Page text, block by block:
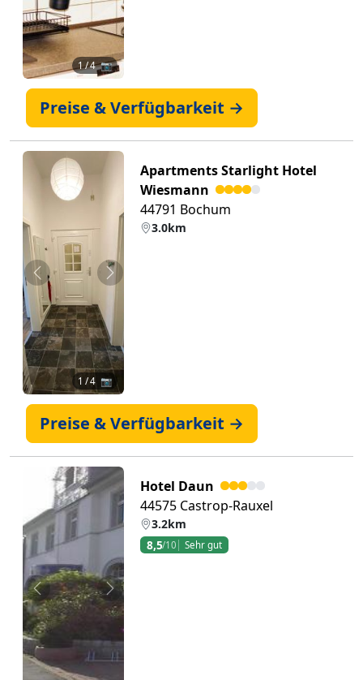
1/ 4 📷
Preise & Verfügbarkeit →
Zurück Weiter
1 / 4 📷
Apartments Starlight Hotel
Wiesmann
44791 Bochum
3.0km
Preise & Verfügbarkeit →
Zurück Weiter
Hotel Daun
44575 Castrop-Rauxel
3.2km
8,5/10 Sehr gut